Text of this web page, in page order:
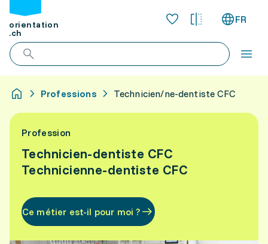
orientation
.ch
FR
Professions Technicien/ne-dentiste CFC
Profession
Technicien-dentiste CFC
Technicienne-dentiste CFC
Ce métier est-il pour moi ?